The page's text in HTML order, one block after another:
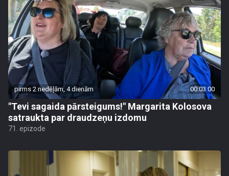
pirms 2 nedēļām, 4 dienām 00:03:00
"Tevi sagaida pārsteigums!" Margarita Kolosova
satraukta par draudzeņu izdomu
71. epizode